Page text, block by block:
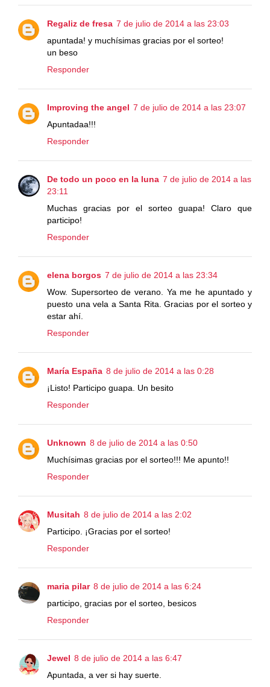
Regaliz de fresa 7 de julio de 2014 a las 23:03
apuntada! y muchísimas gracias por el sorteo!
un beso
Responder
Improving the angel 7 de julio de 2014 a las 23:07
Apuntadaa!!!
Responder
De todo un poco en la luna 7 de julio de 2014 a las
23:11
Muchas gracias por el sorteo guapa! Claro que
participo!
Responder
elena borgos 7 de julio de 2014 a las 23:34
Wow. Supersorteo de verano. Ya me he apuntado y
puesto una vela a Santa Rita. Gracias por el sorteo y
estar ahí.
Responder
María España 8 de julio de 2014 a las 0:28
¡Listo! Participo guapa. Un besito
Responder
Unknown 8 de julio de 2014 a las 0:50
Muchísimas gracias por el sorteo!!! Me apunto!!
Responder
Musitah 8 de julio de 2014 a las 2:02
Participo. ¡Gracias por el sorteo!
Responder
maria pilar 8 de julio de 2014 a las 6:24
participo, gracias por el sorteo, besicos
Responder
Jewel 8 de julio de 2014 a las 6:47
Apuntada, a ver si hay suerte.